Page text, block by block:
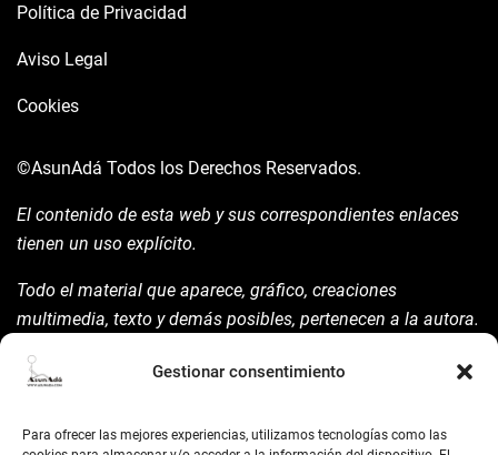
Gestionar consentimiento
Para ofrecer las mejores experiencias, utilizamos tecnologías como las
Política de Privacidad
Aviso Legal
Cookies
©AsunAdá Todos los Derechos Reservados.
El contenido de esta web y sus correspondientes enlaces
tienen un uso explícito.
Todo el material que aparece, gráfico, creaciones
multimedia, texto y demás posibles, pertenecen a la autora.
la mism para ello.